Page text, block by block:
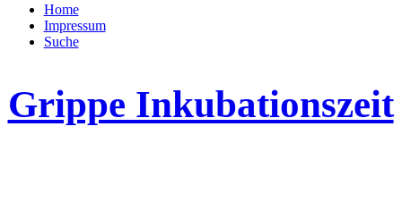
Home
Impressum
Suche
Grippe Inkubationszeit